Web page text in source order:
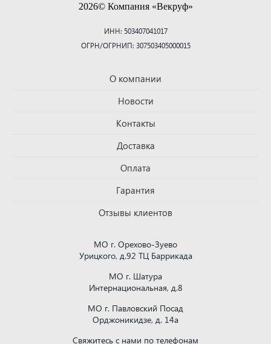
2026© Компания «Векруф»
ИНН: 503407041017
ОГРН/ОГРНИП: 307503405000015
О компании
Новости
Контакты
Доставка
Оплата
Гарантия
Отзывы клиентов
МО г. Орехово-Зуево
Урицкого, д.92 ТЦ Баррикада
МО г. Шатура
Интернациональная, д.8
МО г. Павловский Посад
Орджоникидзе, д. 14а
Свяжитесь с нами по телефонам